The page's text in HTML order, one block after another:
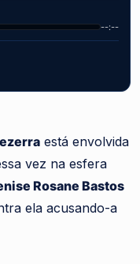
--:--
está envolvida
vez na esfera
Rosane Bastos
ela acusando-a